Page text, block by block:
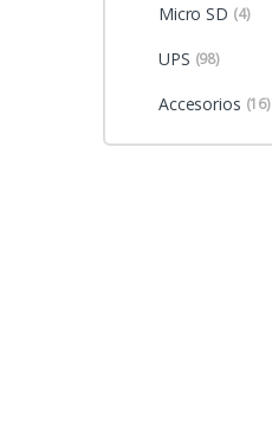
Micro SD (4)
UPS (98)
Accesorios (16)